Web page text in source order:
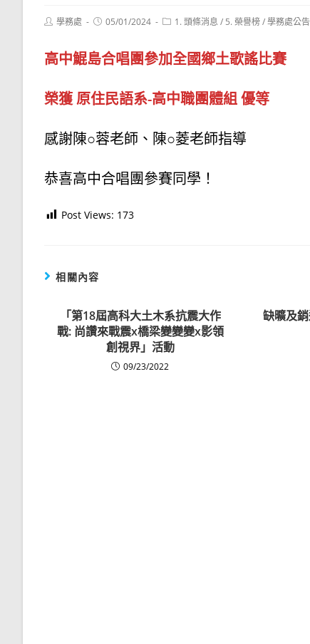
Post學務處
Post05/01/2024
Post1. 頭條消息 / 5. 榮譽榜/學務處公告
高中鯤島合唱團參加全國鄉土歌謠比賽
榮獲 原住民語系-高中職團體組 優等
感謝陳○蓉老師、陳○菱老師指導
恭喜高中合唱團參賽同學！
Post Views: 173
相關內容
「第18屆高科大土木系抗震大作
戰: 尚讚來戰震x橋梁變變變x影領
創視界」活動
09/23/2022
缺曠及